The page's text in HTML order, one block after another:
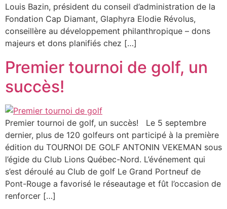
Louis Bazin, président du conseil d’administration de la
Fondation Cap Diamant, Glaphyra Elodie Révolus,
conseillère au développement philanthropique – dons
majeurs et dons planifiés chez […]
Premier tournoi de golf, un
succès!
Premier tournoi de golf, un succès! Le 5 septembre
dernier, plus de 120 golfeurs ont participé à la première
édition du TOURNOI DE GOLF ANTONIN VEKEMAN sous
l’égide du Club Lions Québec-Nord. L’événement qui
s’est déroulé au Club de golf Le Grand Portneuf de
Pont-Rouge a favorisé le réseautage et fût l’occasion de
renforcer […]